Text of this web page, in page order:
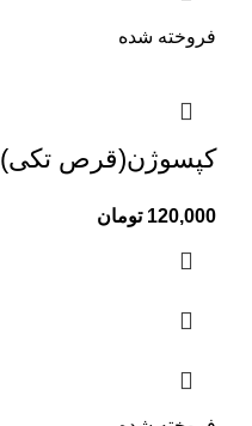
فروخته شده
کپسوژن(قرص تکی)
120,000 تومان